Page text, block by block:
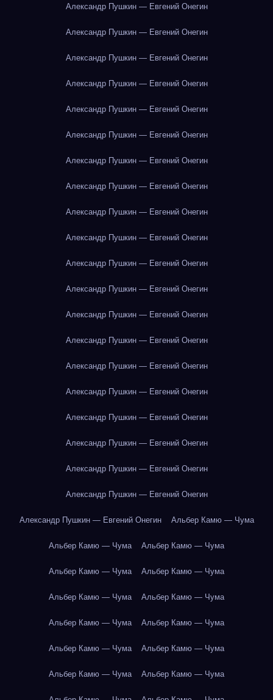
Александр Пушкин — Евгений Онегин
Александр Пушкин — Евгений Онегин
Александр Пушкин — Евгений Онегин
Александр Пушкин — Евгений Онегин
Александр Пушкин — Евгений Онегин
Александр Пушкин — Евгений Онегин
Александр Пушкин — Евгений Онегин
Александр Пушкин — Евгений Онегин
Александр Пушкин — Евгений Онегин
Александр Пушкин — Евгений Онегин
Александр Пушкин — Евгений Онегин
Александр Пушкин — Евгений Онегин
Александр Пушкин — Евгений Онегин
Александр Пушкин — Евгений Онегин
Александр Пушкин — Евгений Онегин
Александр Пушкин — Евгений Онегин
Александр Пушкин — Евгений Онегин
Александр Пушкин — Евгений Онегин
Александр Пушкин — Евгений Онегин
Александр Пушкин — Евгений Онегин
Александр Пушкин — Евгений Онегин Альбер Камю — Чума
Альбер Камю — Чума Альбер Камю — Чума
Альбер Камю — Чума Альбер Камю — Чума
Альбер Камю — Чума Альбер Камю — Чума
Альбер Камю — Чума Альбер Камю — Чума
Альбер Камю — Чума Альбер Камю — Чума
Альбер Камю — Чума Альбер Камю — Чума